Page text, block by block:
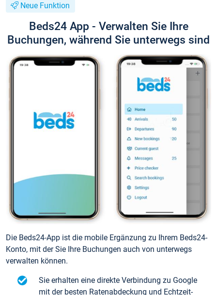
Neue Funktion
Beds24 App - Verwalten Sie Ihre
Buchungen, während Sie unterwegs sind
Die Beds24-App ist die mobile Ergänzung zu Ihrem Beds24-
Konto, mit der Sie Ihre Buchungen auch von unterwegs
verwalten können.
Sie erhalten eine direkte Verbindung zu Google
mit der besten Ratenabdeckung und Echtzeit-